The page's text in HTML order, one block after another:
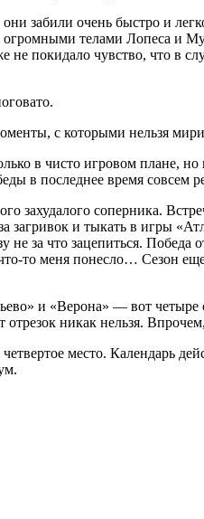
забили очень быстро и
телами Лопеса и
не покидало чувство, что в
с которыми нельзя
в чисто игровом плане,
в последнее время совсем
захудалого соперника.
загривок и тыкать в игры
не за что зацепиться.
то меня понесло… Сезон
и «Верона» — вот
никак нельзя.
место. Календарь